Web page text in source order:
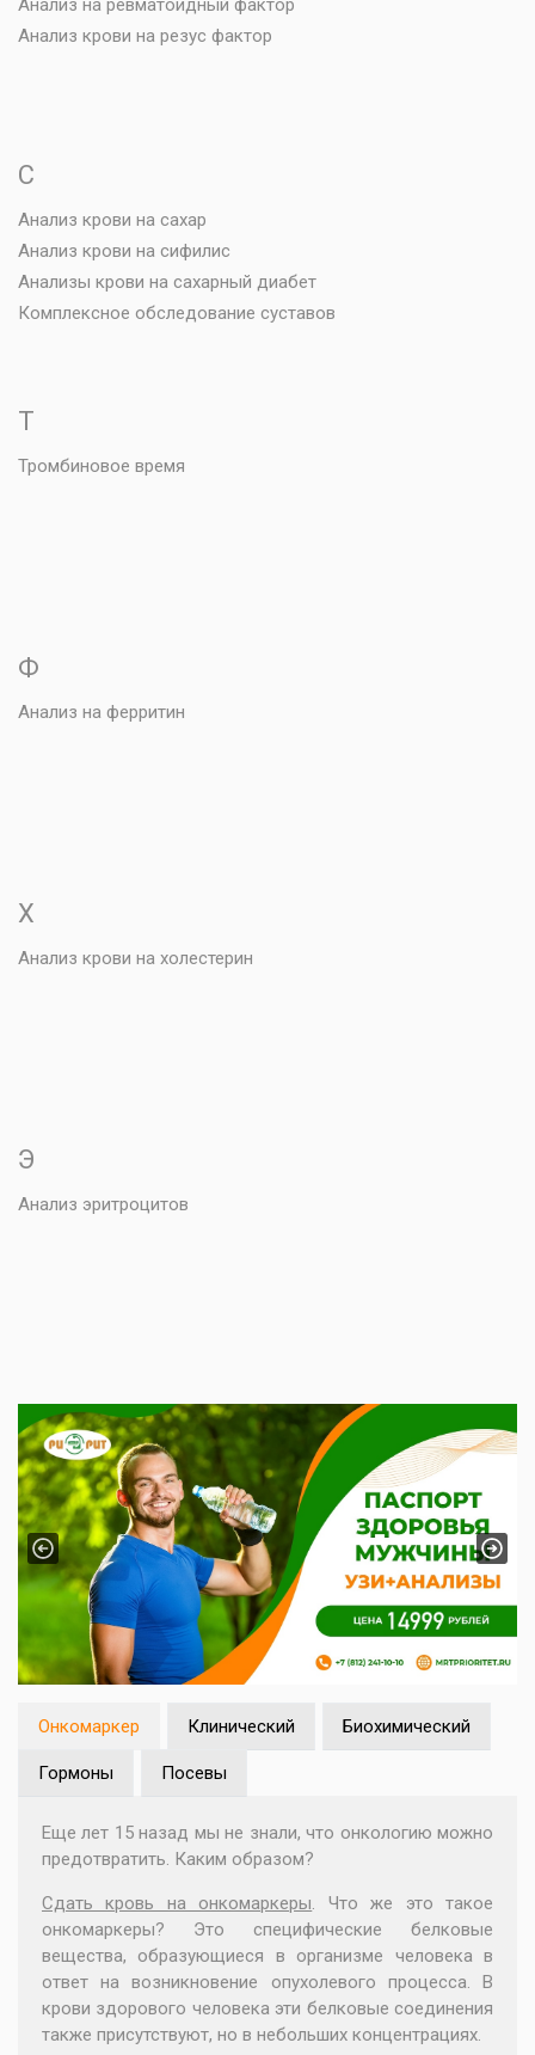
Анализ на ревматоидный фактор
Анализ крови на резус фактор
С
Анализ крови на сахар
Анализ крови на сифилис
Анализы крови на сахарный диабет
Комплексное обследование суставов
Т
Тромбиновое время
Ф
Анализ на ферритин
Х
Анализ крови на холестерин
Э
Анализ эритроцитов
Previous Next
Онкомаркер Клинический Биохимический
Гормоны Посевы
Еще лет 15 назад мы не знали, что онкологию можно
предотвратить. Каким образом?
Сдать кровь на онкомаркеры. Что же это такое
онкомаркеры? Это специфические белковые
вещества, образующиеся в организме человека в
ответ на возникновение опухолевого процесса. В
крови здорового человека эти белковые соединения
также присутствуют, но в небольших концентрациях.